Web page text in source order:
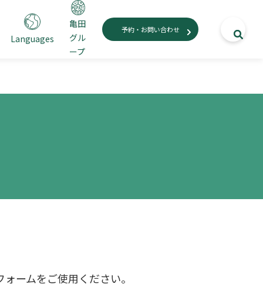
Languages
亀田
グル
ープ
予約・お問い合わせ
ームをご使用ください。